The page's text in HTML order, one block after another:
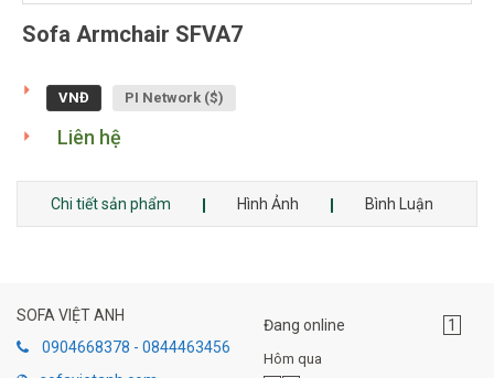
Sofa Armchair SFVA7
VNĐ PI Network ($)
Liên hệ
Chi tiết sản phẩm Hình Ảnh Bình Luận
SOFA VIỆT ANH
0904668378 - 0844463456
Đang online 1
Hôm qua